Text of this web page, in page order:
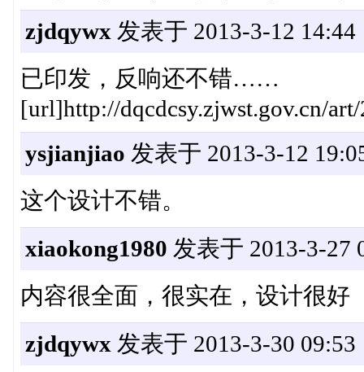
zjdqywx 发表于 2013-3-12 14:44
已印发，反响还不错……
[url]http://dqcdcsy.zjwst.gov.cn/
ysjianjiao 发表于 2013-3-12
这个设计不错。
xiaokong1980 发表于 2013-3-27
内容很全面，很实在，设计很好
zjdqywx 发表于 2013-3-30 09:53